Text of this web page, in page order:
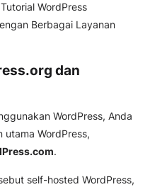
WordPress
Berbagai Layanan
dan
WordPress, Anda
utama WordPress,
.
self-hosted WordPress,